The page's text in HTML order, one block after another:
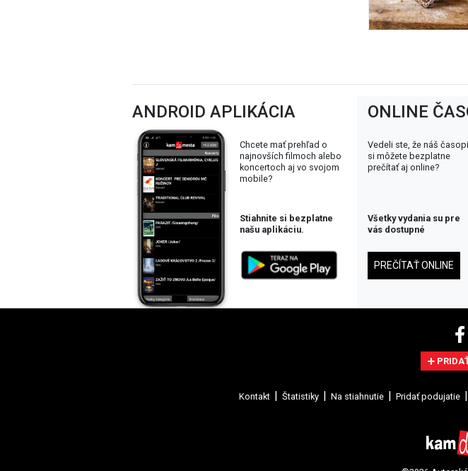
ANDROID APLIKÁCIA
Chcete mať prehľad o
najnovších filmoch alebo
koncertoch aj vo svojom
mobile?
Stiahnite si bezplatne
našu aplikáciu.
ONLINE
Vedeli ste, že náš
si môžete bezplatne
prečítať aj online?
Všetky vydania su pre
vás dostupné
PREČÍTAŤ ONLINE
Kontakt Štatistiky Na stiahnutie Pridať podujatie